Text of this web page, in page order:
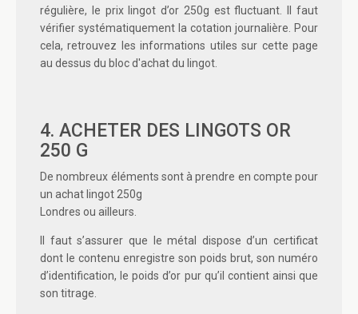
régulière,
le prix lingot d’or 250g est fluctuant. Il faut
vérifier systématiquement la cotation journalière. Pour
cela, retrouvez les informations utiles sur cette page
au dessus du bloc d'achat du lingot.
4. ACHETER DES LINGOTS OR
250 G
De nombreux éléments sont à prendre en compte pour
un achat lingot 250g
Londres ou ailleurs.
Il faut s’assurer que le métal dispose d’un certificat
dont le contenu enregistre son poids brut, son numéro
d’identification, le poids d’or pur qu’il contient ainsi que
son titrage.